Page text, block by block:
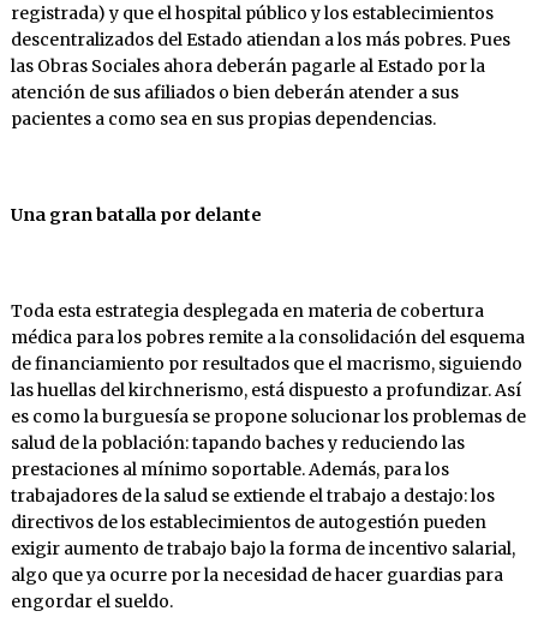
registrada) y que el hospital público y los establecimientos
descentralizados del Estado atiendan a los más pobres. Pues
las Obras Sociales ahora deberán pagarle al Estado por la
atención de sus afiliados o bien deberán atender a sus
pacientes a como sea en sus propias dependencias.
Una gran batalla por delante
Toda esta estrategia desplegada en materia de cobertura
médica para los pobres remite a la consolidación del esquema
de financiamiento por resultados que el macrismo, siguiendo
las huellas del kirchnerismo, está dispuesto a profundizar. Así
es como la burguesía se propone solucionar los problemas de
salud de la población: tapando baches y reduciendo las
prestaciones al mínimo soportable. Además, para los
trabajadores de la salud se extiende el trabajo a destajo: los
directivos de los establecimientos de autogestión pueden
exigir aumento de trabajo bajo la forma de incentivo salarial,
algo que ya ocurre por la necesidad de hacer guardias para
engordar el sueldo.